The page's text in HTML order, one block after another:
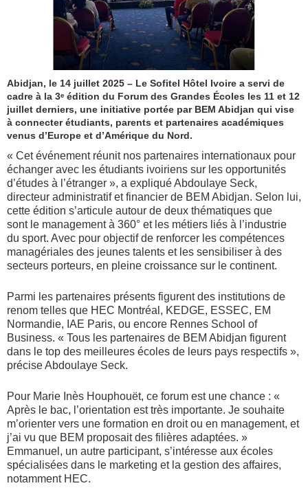
Abidjan, le 14 juillet 2025 – Le Sofitel Hôtel Ivoire a servi de
cadre à la 3ᵉ édition du Forum des Grandes Écoles les 11 et 12
juillet derniers, une initiative portée par BEM Abidjan qui vise
à connecter étudiants, parents et partenaires académiques
venus d’Europe et d’Amérique du Nord.
« Cet événement réunit nos partenaires internationaux pour
échanger avec les étudiants ivoiriens sur les opportunités
d’études à l’étranger », a expliqué Abdoulaye Seck,
directeur administratif et financier de BEM Abidjan. Selon lui,
cette édition s’articule autour de deux thématiques que
sont le management à 360° et les métiers liés à l’industrie
du sport. Avec pour objectif de renforcer les compétences
managériales des jeunes talents et les sensibiliser à des
secteurs porteurs, en pleine croissance sur le continent.
Parmi les partenaires présents figurent des institutions de
renom telles que HEC Montréal, KEDGE, ESSEC, EM
Normandie, IAE Paris, ou encore Rennes School of
Business. « Tous les partenaires de BEM Abidjan figurent
dans le top des meilleures écoles de leurs pays respectifs »,
précise Abdoulaye Seck.
Pour Marie Inès Houphouët, ce forum est une chance : «
Après le bac, l’orientation est très importante. Je souhaite
m’orienter vers une formation en droit ou en management, et
j’ai vu que BEM proposait des filières adaptées. »
Emmanuel, un autre participant, s’intéresse aux écoles
spécialisées dans le marketing et la gestion des affaires,
notamment HEC.